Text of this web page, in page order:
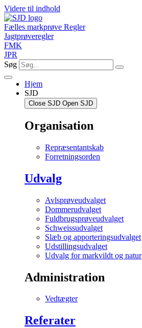
Videre til indhold
Fælles markprøve Regler
Jagtprøveregler
FMK
JPR
Søg
Hjem
SJD
Close SJD Open SJD
Organisation
Repræsentantskab
Forretningsorden
Udvalg
Avlsprøveudvalget
Dommerudvalget
Fuldbrugsprøveudvalget
Schweissudvalget
Slæb og apporteringsudvalget
Udstillingsudvalget
Udvalg for markvildt og natur
Administration
Vedtægter
Referater